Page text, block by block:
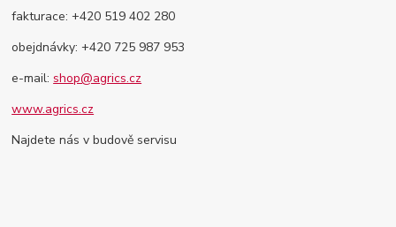
fakturace: +420 519 402 280
obejdnávky: +420 725 987 953
e-mail:shop@agrics.cz
www.agrics.cz
Najdete nás v budově servisu